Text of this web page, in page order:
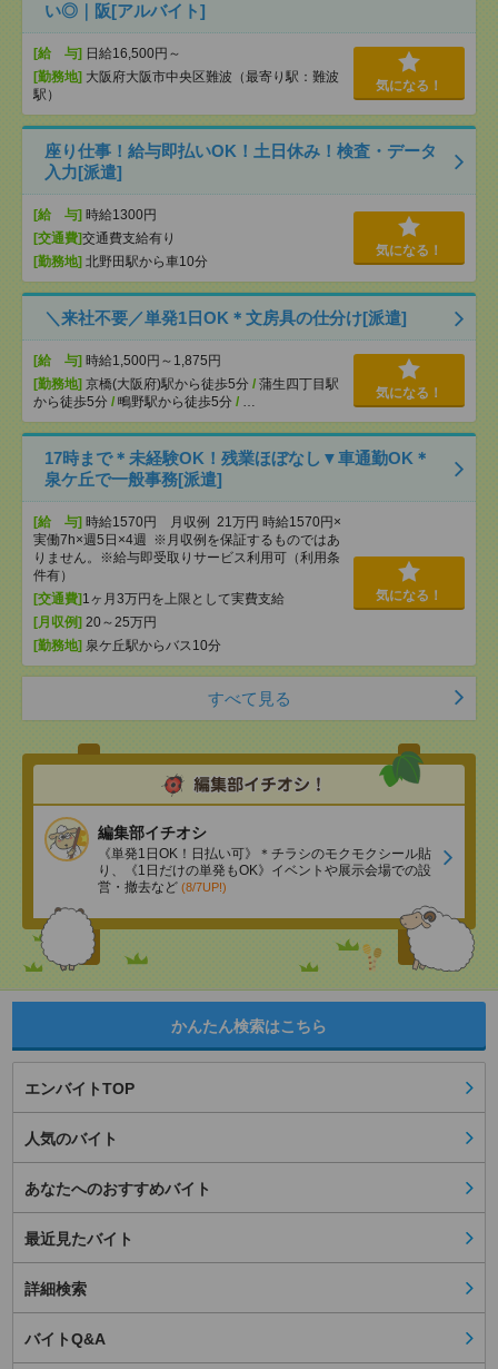
い◎｜阪[アルバイト]
[給 与] 日給16,500円～
[勤務地] 大阪府大阪市中央区難波（最寄り駅：難波
駅）
気になる！
座り仕事！給与即払いOK！土日休み！検査・データ
入力[派遣]
[給 与] 時給1300円
[交通費]交通費支給有り
[勤務地] 北野田駅から車10分
気になる！
＼来社不要／単発1日OK＊文房具の仕分け[派遣]
[給 与] 時給1,500円～1,875円
[勤務地] 京橋(大阪府)駅から徒歩5分 / 蒲生四丁目駅
から徒歩5分 / 鴫野駅から徒歩5分 / …
気になる！
17時まで＊未経験OK！残業ほぼなし▼車通勤OK＊
泉ケ丘で一般事務[派遣]
[給 与] 時給1570円 月収例 21万円 時給1570円×
実働7h×週5日×4週 ※月収例を保証するものではあ
りません。※給与即受取りサービス利用可（利用条
件有）
[交通費] 1ヶ月3万円を上限として実費支給
[月収例] 20～25万円
[勤務地] 泉ケ丘駅からバス10分
気になる！
すべて見る
編集部イチオシ
《単発1日OK！日払い可》＊チラシのモクモクシール貼
り、《1日だけの単発もOK》イベントや展示会場での設
営・撤去など (8/7UP!)
かんたん検索はこちら
エンバイトTOP
人気のバイト
あなたへのおすすめバイト
最近見たバイト
詳細検索
バイトQ&A